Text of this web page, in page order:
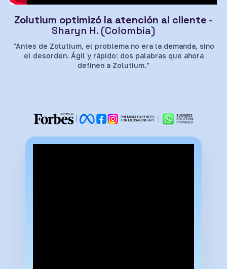
Zolutium optimizó la atención al cliente -
Sharyn H. (Colombia)
"Antes de Zolutium, el problema no era la demanda, sino
el desorden. Ágil y rápido: dos palabras que ahora
definen a Zolutium."